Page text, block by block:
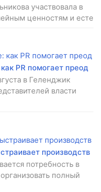
участвовала в
ценностям и есте
PR помогает преод
в Геленджик
власти
производств
потребность в
полный